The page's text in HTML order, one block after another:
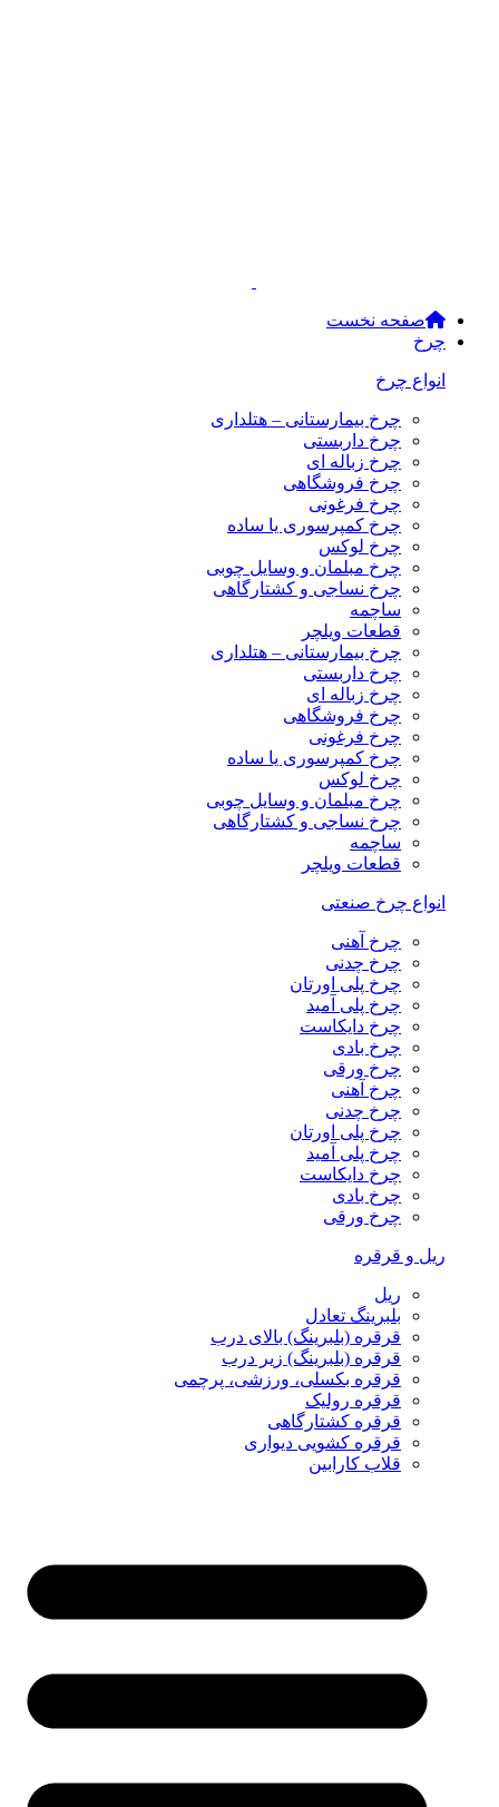
صفحه نخست
چرخ
انواع چرخ
چرخ بیمارستانی – هتلداری
چرخ داربستی
چرخ زباله ای
چرخ فروشگاهی
چرخ فرغونی
چرخ کمپرسوری یا ساده
چرخ لوکس
چرخ مبلمان و وسایل چوبی
چرخ نساجی و کشتارگاهی
ساچمه
قطعات ویلچر
چرخ بیمارستانی – هتلداری
چرخ داربستی
چرخ زباله ای
چرخ فروشگاهی
چرخ فرغونی
چرخ کمپرسوری یا ساده
چرخ لوکس
چرخ مبلمان و وسایل چوبی
چرخ نساجی و کشتارگاهی
ساچمه
قطعات ویلچر
انواع چرخ صنعتی
چرخ آهنی
چرخ چدنی
چرخ پلی اورتان
چرخ پلی آمید
چرخ دایکاست
چرخ بادی
چرخ ورقی
چرخ آهنی
چرخ چدنی
چرخ پلی اورتان
چرخ پلی آمید
چرخ دایکاست
چرخ بادی
چرخ ورقی
ریل و قرقره
ریل
بلبرینگ تعادل
قرقره (بلبرینگ) بالای درب
قرقره (بلبرینگ) زیر درب
قرقره بکسلی، ورزشی، پرچمی
قرقره رولیک
قرقره کشتارگاهی
قرقره کشویی دیواری
قلاب کارابین